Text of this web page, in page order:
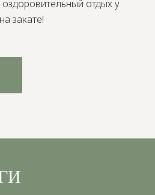
отдых у
закате!